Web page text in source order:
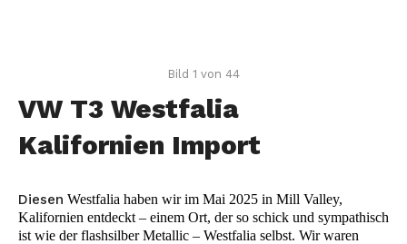
Bild 1 von 44
VW T3 Westfalia
Kalifornien Import
Diesen Westfalia haben wir im Mai 2025 in Mill Valley,
Kalifornien entdeckt – einem Ort, der so schick und sympathisch
ist wie der flashsilber Metallic – Westfalia selbst. Wir waren